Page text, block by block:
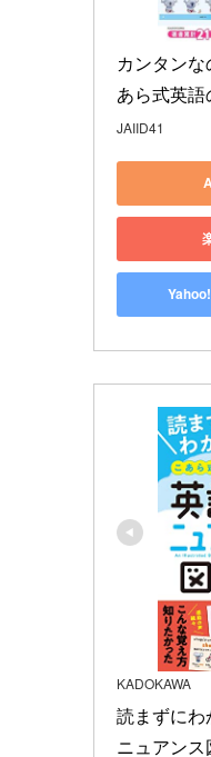
カンタン
あら式英
JAIID41
KADOKAWA
読まずに
ニュアンス